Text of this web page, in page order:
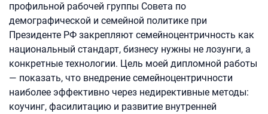
профильной рабочей группы Совета по
демографической и семейной политике при
Президенте РФ закрепляют семейноцентричность как
национальный стандарт, бизнесу нужны не лозунги, а
конкретные технологии. Цель моей дипломной работы
— показать, что внедрение семейноцентричности
наиболее эффективно через недирективные методы:
коучинг, фасилитацию и развитие внутренней